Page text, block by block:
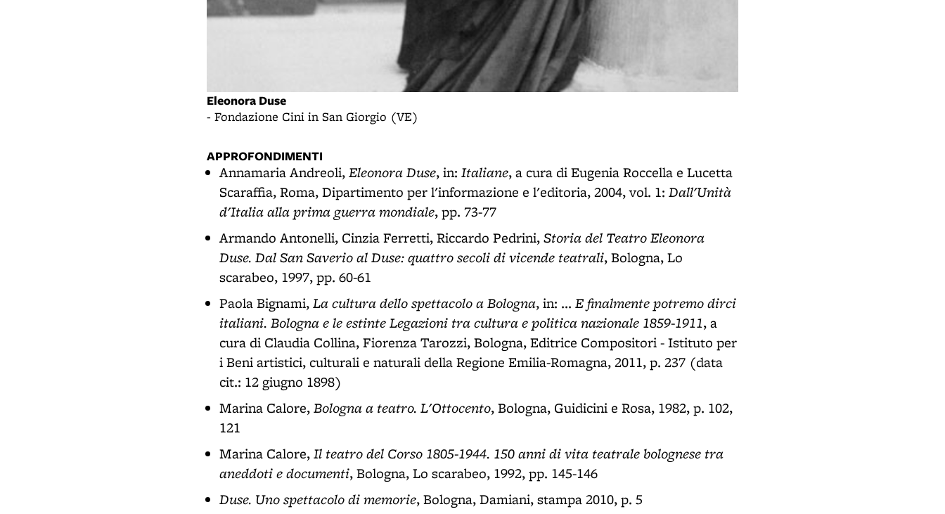
Eleonora Duse
- Fondazione Cini in San Giorgio (VE)
APPROFONDIMENTI
Annamaria Andreoli,Eleonora Duse, in: Italiane, a cura di Eugenia Roccella e Lucetta
Scaraffia, Roma, Dipartimento per l'informazione e l'editoria, 2004, vol. 1: Dall'Unità
d'Italia alla prima guerra mondiale, pp. 73-77
Armando Antonelli, Cinzia Ferretti, Riccardo Pedrini,Storia del Teatro Eleonora
Duse. Dal San Saverio al Duse: quattro secoli di vicende teatrali, Bologna, Lo
scarabeo, 1997, pp. 60-61
Paola Bignami,La cultura dello spettacolo a Bologna, in: ... E finalmente potremo dirci
italiani. Bologna e le estinte Legazioni tra cultura e politica nazionale 1859-1911, a
cura di Claudia Collina, Fiorenza Tarozzi, Bologna, Editrice Compositori - Istituto per
i Beni artistici, culturali e naturali della Regione Emilia-Romagna, 2011, p. 237 (data
cit.: 12 giugno 1898)
Marina Calore,Bologna a teatro. L'Ottocento, Bologna, Guidicini e Rosa, 1982, p. 102,
121
Marina Calore,Il teatro del Corso 1805-1944. 150 anni di vita teatrale bolognese tra
aneddoti e documenti, Bologna, Lo scarabeo, 1992, pp. 145-146
Duse. Uno spettacolo di memorie, Bologna, Damiani, stampa 2010, p. 5